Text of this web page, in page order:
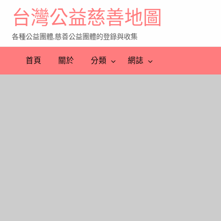
台灣公益慈善地圖
各種公益團體,慈善公益團體的登錄與收集
首頁 關於 分類 網誌